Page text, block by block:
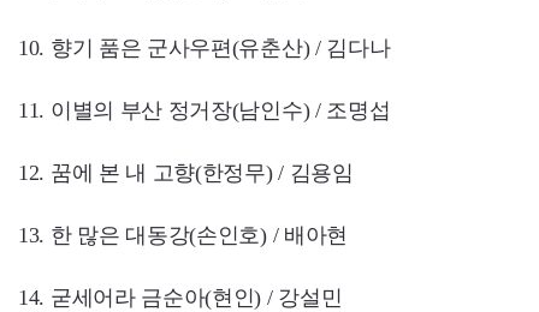
10. 향기 품은 군사우편(유춘산) / 김다나
11. 이별의 부산 정거장(남인수) / 조명섭
12. 꿈에 본 내 고향(한정무) / 김용임
13. 한 많은 대동강(손인호) / 배아현
14. 굳세어라 금순아(현인) / 강설민